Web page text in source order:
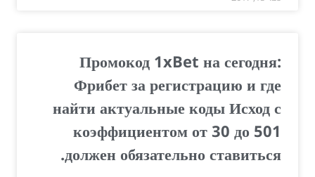
Промокод 1xBet на сегодня:
Фрибет за регистрацию и где
найти актуальные коды Исход с
коэффициентом от 30 до 501
должен обязательно ставиться.